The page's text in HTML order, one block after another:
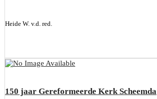
Heide W. v.d. red.
150 jaar Gereformeerde Kerk Scheemda